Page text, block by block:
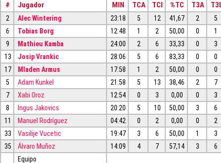
# Jugador MIN TCA TCI %TC T3A T3I
2 Alec Wintering 23:18 5 12 41,67 2
5
6
Tobias Borg 12:48 1 2 50,00 0
1
9
Mathieu Kamba 24:00 2 6 33,33 0
3
13
Josip Vrankic 28:06 5 6 83,33 0
0
17
Mladen Armus 17:58 1 2 50,00 0
0
5
Adam Kunkel 21:58 5 13 38,46 2
7
7
Xabi Oroz 12:54 0 3 0,00 0
3
8
Ingus Jakovics 20:20 5 10 50,00 3
6
11
Manuel Rodríguez 04:42 0 2 0,00 0
2
33
Vasilije Vucetic 19:47 3 6 50,00 1
3
35
Álvaro Muñoz 14:09 4 7 57,14 3
6
Equipo